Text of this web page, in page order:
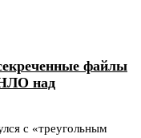
файлы
над
с «треугольным